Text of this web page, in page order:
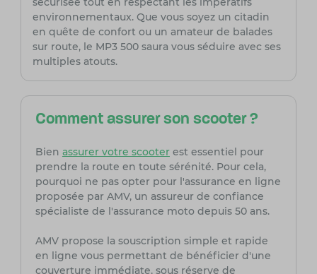
environnementaux. Que vous soyez un citadin
en quête de confort ou un amateur de balades
sur route, le MP3 500 saura vous séduire avec ses
multiples atouts.
Comment assurer son scooter ?
Bien assurer votre scooterest essentiel pour
prendre la route en toute sérénité. Pour cela,
pourquoi ne pas opter pour l'assurance en ligne
proposée par AMV, un assureur de confiance
spécialiste de l'assurance moto depuis 50 ans.
AMV propose la souscription simple et rapide
en ligne vous permettant de bénéficier d'une
couverture immédiate, sous réserve de